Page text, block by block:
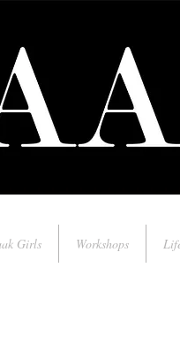
Girls Workshops